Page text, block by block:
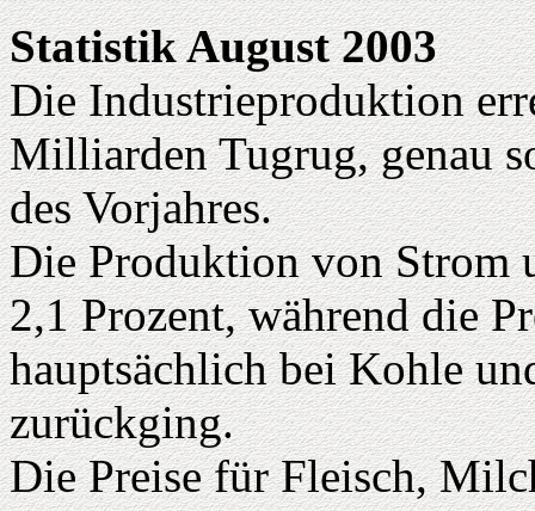
Statistik August 2003
Die Industrieproduktion
Milliarden Tugrug, genau
des Vorjahres.
Die Produktion von Strom
2,1 Prozent, während die
hauptsächlich bei Kohle
zurückging.
Die Preise für Fleisch,